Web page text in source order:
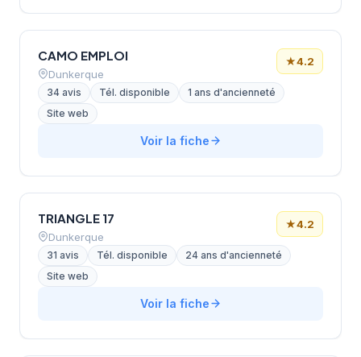
CAMO EMPLOI
Dunkerque
★4.2
34 avis Tél. disponible
1 ans d'ancienneté
Site web
Voir la fiche
TRIANGLE 17
Dunkerque
★4.2
31 avis Tél. disponible
24 ans d'ancienneté
Site web
Voir la fiche